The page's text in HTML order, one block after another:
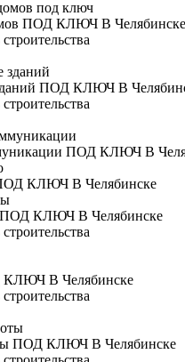
ПОД КЛЮЧ В Челябинске
ПОД КЛЮЧ В
ПОД КЛЮЧ В
КЛЮЧ В Челябинске
ПОД КЛЮЧ В Челябинске
В Челябинске
ПОД КЛЮЧ В Челябинске